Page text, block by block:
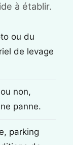
à établir.
ou du
de levage
non,
panne.
parking